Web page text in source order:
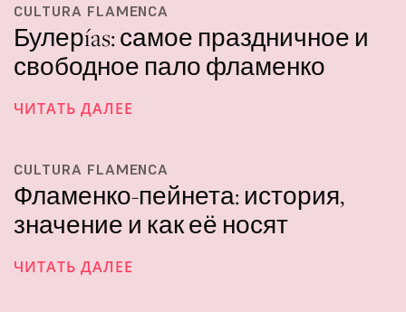
CULTURA FLAMENCA
Булерías: самое праздничное и
свободное пало фламенко
ЧИТАТЬ ДАЛЕЕ
CULTURA FLAMENCA
Фламенко-пейнета: история,
значение и как её носят
ЧИТАТЬ ДАЛЕЕ